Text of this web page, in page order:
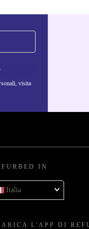
visita
IN
Italia
L'APP DI